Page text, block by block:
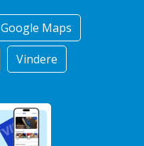
Google Maps
Vindere